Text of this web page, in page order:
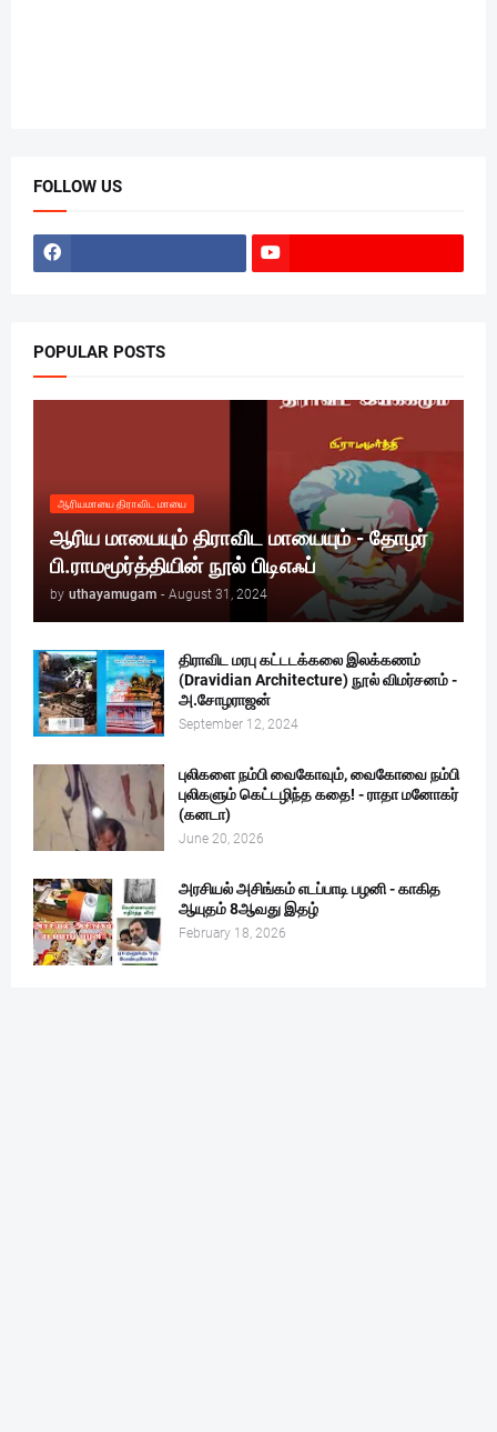
FOLLOW US
POPULAR POSTS
ஆரியமாயை திராவிட மாயை
ஆரிய மாயையும் திராவிட மாயையும் - தோழர்
பி.ராமமூர்த்தியின் நூல் பிடிஎஃப்
by uthayamugam - August 31, 2024
திராவிட மரபு கட்டடக்கலை இலக்கணம்
(Dravidian Architecture) நூல் விமர்சனம் -
அ.சோழராஜன்
September 12, 2024
புலிகளை நம்பி வைகோவும், வைகோவை நம்பி
புலிகளும் கெட்டழிந்த கதை! - ராதா மனோகர்
(கனடா)
June 20, 2026
அரசியல் அசிங்கம் எடப்பாடி பழனி - காகித
ஆயுதம் 8ஆவது இதழ்
February 18, 2026